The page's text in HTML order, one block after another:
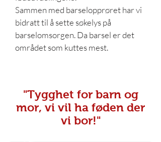
Sammen med barselopprøret har vi
bidratt til å sette søkelys på
barselomsorgen. Da barsel er det
området som kuttes mest.
"Tygghet for barn og
mor, vi vil ha føden der
vi bor!"